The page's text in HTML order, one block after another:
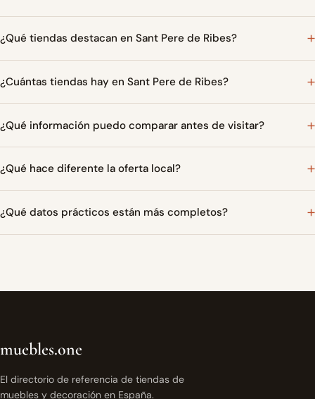
¿Qué tiendas destacan en Sant Pere de Ribes?
¿Cuántas tiendas hay en Sant Pere de Ribes?
¿Qué información puedo comparar antes de visitar?
¿Qué hace diferente la oferta local?
¿Qué datos prácticos están más completos?
muebles.one
El directorio de referencia de tiendas de
muebles y decoración en España.